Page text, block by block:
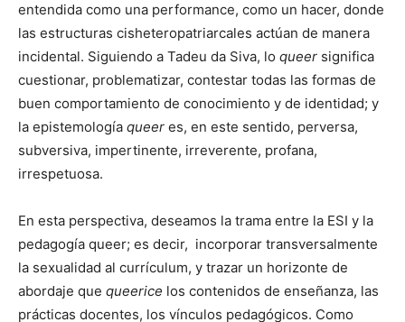
entendida como una performance, como un hacer, donde
las estructuras cisheteropatriarcales actúan de manera
incidental. Siguiendo a Tadeu da Siva, lo queer significa
cuestionar, problematizar, contestar todas las formas de
buen comportamiento de conocimiento y de identidad; y
la epistemología queer es, en este sentido, perversa,
subversiva, impertinente, irreverente, profana,
irrespetuosa.
En esta perspectiva, deseamos la trama entre la ESI y la
pedagogía queer; es decir, incorporar transversalmente
la sexualidad al currículum, y trazar un horizonte de
abordaje que queerice los contenidos de enseñanza, las
prácticas docentes, los vínculos pedagógicos. Como